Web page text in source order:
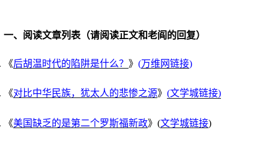
一、阅读文章列表（请阅读正文和老阎的回复）
《后胡温时代的陷阱是什么？ 》 (万维网链接)
《对比中华民族，犹太人的悲惨之源》 (文学城链接)
《美国缺乏的是第二个罗斯福新政》 (文学城链接)